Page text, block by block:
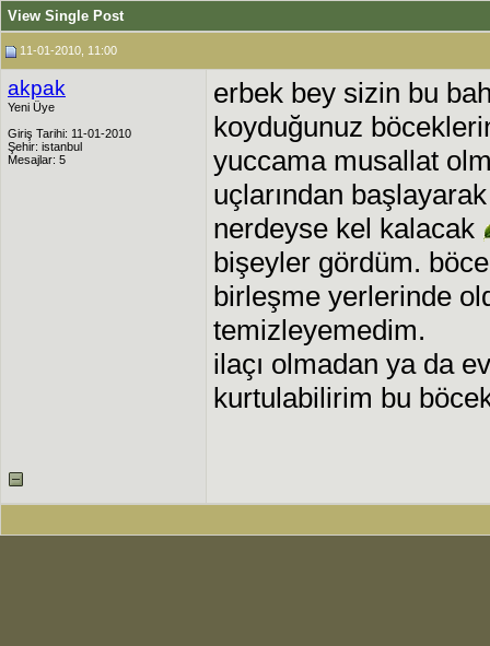
View Single Post
11-01-2010, 11:00
akpak
Yeni Üye
Giriş Tarihi: 11-01-2010
Şehir: istanbul
Mesajlar: 5
erbek bey sizin bu
koyduğunuz
yuccama musallat
uçlarından
nerdeyse kel kalacak
bişeyler gördüm.
birleşme yerlerinde
temizleyemedim.
ilaçı olmadan ya da
kurtulabilirim bu